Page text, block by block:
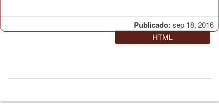
Publicado: sep 18, 2016
HTML